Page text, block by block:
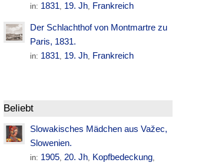
in: 1831, 19. Jh, Frankreich
Der Schlachthof von Montmartre zu
Paris, 1831.
in: 1831, 19. Jh, Frankreich
Beliebt
Slowakisches Mädchen aus Važec,
Slowenien.
in: 1905,20. Jh, Kopfbedeckung,